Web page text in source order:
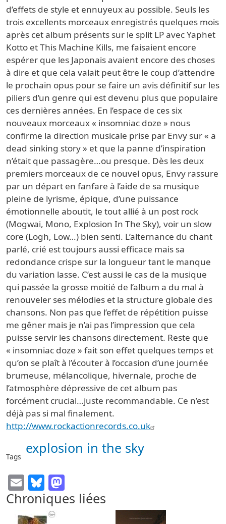
d’effets de style et ennuyeux au possible. Seuls les
trois excellents morceaux enregistrés quelques mois
après cet album présents sur le split LP avec Yaphet
Kotto et This Machine Kills, me faisaient encore
espérer que les Japonais avaient encore des choses
à dire et que cela valait peut être le coup d’attendre
le prochain opus pour se faire un avis définitif sur les
piliers d’un genre qui est devenu plus que populaire
ces dernières années. En l’espace de ces six
nouveaux morceaux « insomniac doze » nous
confirme la direction musicale prise par Envy sur « a
dead sinking story » et que la panne d’inspiration
n’était que passagère…ou presque. Dès les deux
premiers morceaux de ce nouvel opus, Envy rassure
par un départ en fanfare à l’aide de sa musique
pleine de lyrisme, épique, d’une puissance
émotionnelle aboutit, le tout allié à un post rock
(Mogwai, Mono, Explosion In The Sky), voir un slow
core (Logh, Low…) bien senti. L’alternance du chant
parlé, crié est toujours aussi efficace mais sa
redondance crispe sur la longueur tant le manque
du variation lasse. C’est aussi le cas de la musique
qui passée la grosse moitié de l’album a du mal à
renouveler ses mélodies et la structure globale des
chansons. Non pas que l’effet de répétition puisse
me gêner mais je n’ai pas l’impression que cela
puisse servir les chansons directement. Reste que
« insomniac doze » fait son effet quelques temps et
qu’on se plaît à l’écouter à l’occasion d’une journée
brumeuse, mélancolique, hivernale, proche de
l’atmosphère dépressive de cet album pas
forcément crucial…juste recommandable. Ce n’est
déjà pas si mal finalement.
http://www.rockactionrecords.co.uk
Tags
explosion in the sky
EmailBluesky
Chroniques liées